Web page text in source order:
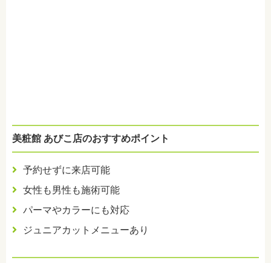
美粧館 あびこ店のおすすめポイント
予約せずに来店可能
女性も男性も施術可能
パーマやカラーにも対応
ジュニアカットメニューあり